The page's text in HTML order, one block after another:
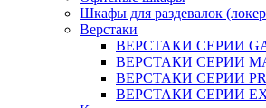
Шкафы для раздевалок
Верстаки
ВЕРСТАКИ СЕРИИ
ВЕРСТАКИ СЕРИИ
ВЕРСТАКИ СЕРИИ
ВЕРСТАКИ СЕРИИ